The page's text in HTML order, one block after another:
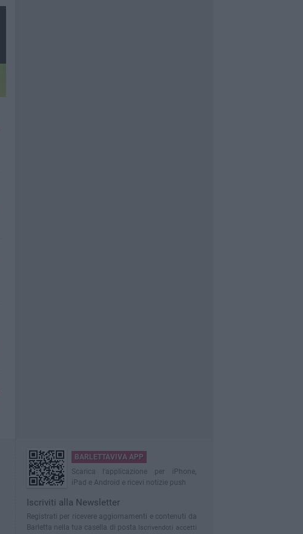
BARLETTAVIVA APP
Scarica l'applicazione per iPhone,
iPad e Android e ricevi notizie push
Iscriviti alla Newsletter
Registrati per ricevere aggiornamenti e contenuti da
Barletta nella tua casella di posta Iscrivendoti accetti